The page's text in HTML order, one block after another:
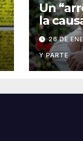
Un
la
blue
apunta
26 DE
Y PARTE